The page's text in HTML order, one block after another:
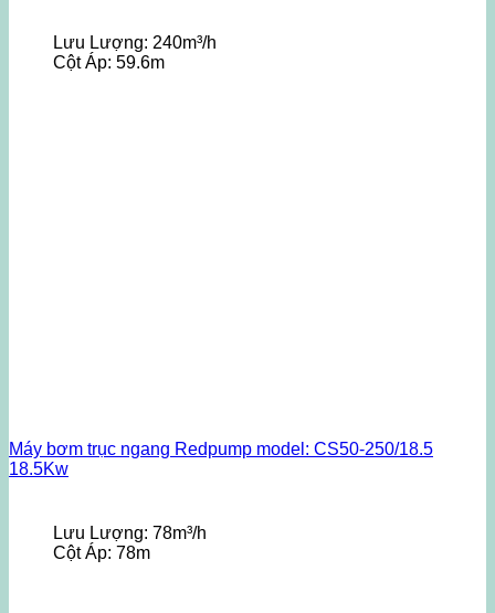
Lưu Lượng: 240m³/h
Cột Áp: 59.6m
Máy bơm trục ngang Redpump model: CS50-250/18.5
18.5Kw
Lưu Lượng: 78m³/h
Cột Áp: 78m